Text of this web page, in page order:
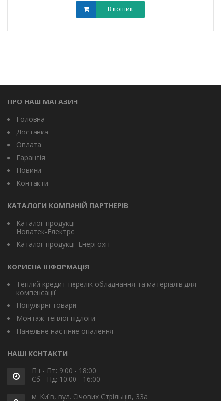
В кошик
ПРО НАШ МАГАЗИН
Головна
Доставка
Оплата
Гарантія
Новини
Контакти
КАТАЛОГИ КОМПАНІЙ ПАРТНЕРІВ
Каталог продукції
Новатек-Електро
Каталог продукції Енергохіт
КОРИСНА ІНФОРМАЦІЯ
Теплий кредит-перелік обладнання та матеріалів для
компенсації
Популярні товари
Монтаж теплої підлоги
Панельне настінне опалення
НАШІ КОНТАКТИ
Пн - Пт: 9:00 - 18:00
Сб - Нд: 10:00 - 16:00
м. Київ, вул. Січових Стрільців, 33а